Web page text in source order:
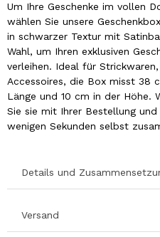
Um Ihre Geschenke im vollen
wählen Sie unsere
in schwarzer Textur mit
Wahl, um Ihren exklusiven
verleihen. Ideal für
Accessoires, die Box misst 38
Länge und 10 cm in der Höhe.
Sie sie mit Ihrer Bestellung
wenigen Sekunden selbst
Details und
Versand